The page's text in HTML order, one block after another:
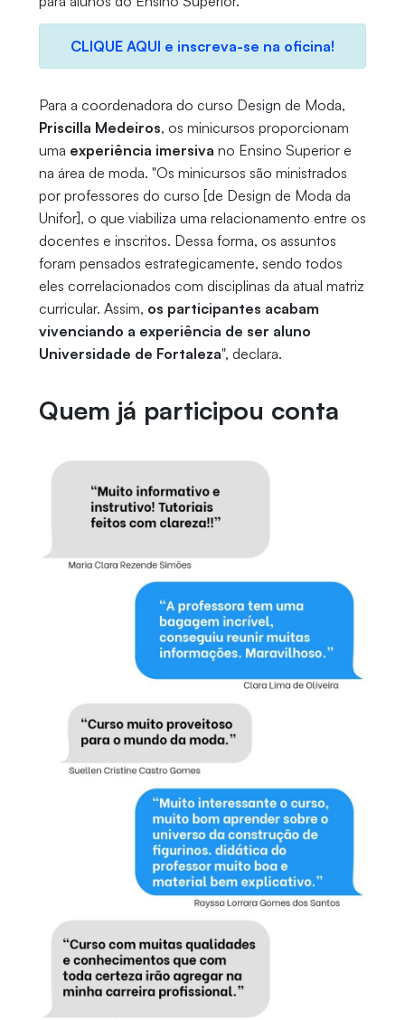
CLIQUE AQUI e inscreva-se na oficina!
Para a coordenadora do curso Design de Moda,
Priscilla Medeiros, os minicursos proporcionam
uma experiência imersiva no Ensino Superior e
na área de moda. "Os minicursos são ministrados
por professores do curso [de Design de Moda da
Unifor], o que viabiliza uma relacionamento entre os
docentes e inscritos. Dessa forma, os assuntos
foram pensados estrategicamente, sendo todos
eles correlacionados com disciplinas da atual matriz
curricular. Assim, os participantes acabam
vivenciando a experiência de ser aluno
Universidade de Fortaleza", declara.
Quem já participou conta